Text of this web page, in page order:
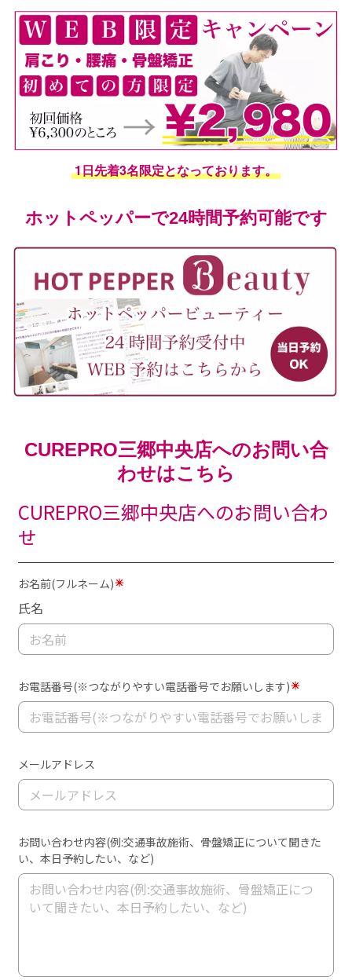
1日先着3名限定となっております。
ホットペッパーで24時間予約可能です
CUREPRO三郷中央店へのお問い合
わせはこちら